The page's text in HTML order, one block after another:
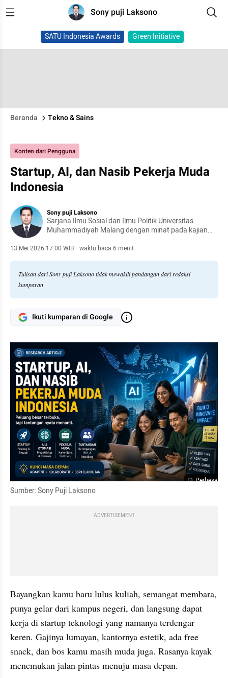
Sony puji Laksono
SATU Indonesia Awards Green Initiative
Beranda Tekno & Sains
Konten dari Pengguna
Startup, AI, dan Nasib Pekerja Muda
Indonesia
Sony puji Laksono
Sarjana Ilmu Sosial dan Ilmu Politik Universitas
Muhammadiyah Malang dengan minat pada kajian
sosial di era teknologi.
13 Mei 2026 17:00 WIB · waktu baca 6 menit
Tulisan dari Sony puji Laksono tidak mewakili pandangan dari redaksi
kumparan
Ikuti kumparan di Google
Perbesar
Sumber: Sony Puji Laksono
ADVERTISEMENT
Bayangkan kamu baru lulus kuliah, semangat membara,
punya gelar dari kampus negeri, dan langsung dapat
kerja di startup teknologi yang namanya terdengar
keren. Gajinya lumayan, kantornya estetik, ada free
snack, dan bos kamu masih muda juga. Rasanya kayak
menemukan jalan pintas menuju masa depan.